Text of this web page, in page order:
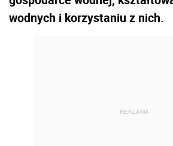
wodnych i korzystaniu z nich.
REKLAMA